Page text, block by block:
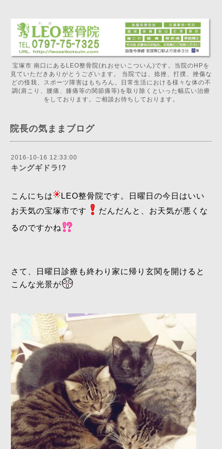
宝塚市 南口にあるLEO整骨院(れおせいこついん)です。当院のHPを
見ていただきありがとうございます。 当院では、捻挫、打撲、挫傷な
どの怪我、スポーツ障害はもちろん。日常生活における様々な体の不
調(肩こり、腰痛、膝痛等の関節痛等)を取り除くといった幅広い治療
をしております。ご相談お待ちしております。
院長の気ままブログ
2016-10-16 12:33:00
キングギドラ!?
こんにちは
LEO整骨院です。日曜日の今日はいい
お天気の宝塚市です
だんだんと、お天気が悪くな
るのですかね
さて、日曜日診療も終わり家に帰り玄関を開けると
こんな光景が